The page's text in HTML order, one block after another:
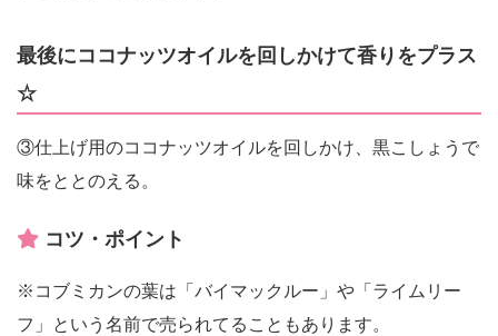
最後にココナッツオイルを回しかけて香りをプラス
☆
③仕上げ用のココナッツオイルを回しかけ、黒こしょうで
味をととのえる。
コツ・ポイント
※コブミカンの葉は「バイマックルー」や「ライムリー
フ」という名前で売られてることもあります。